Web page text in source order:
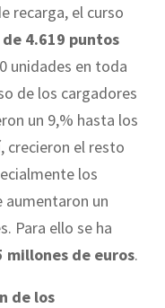
recarga, el curso
4.619 puntos
unidades en toda
de los cargadores
un 9,% hasta los
crecieron el resto
los
aumentaron un
Para ello se ha
millones de euros.
de los